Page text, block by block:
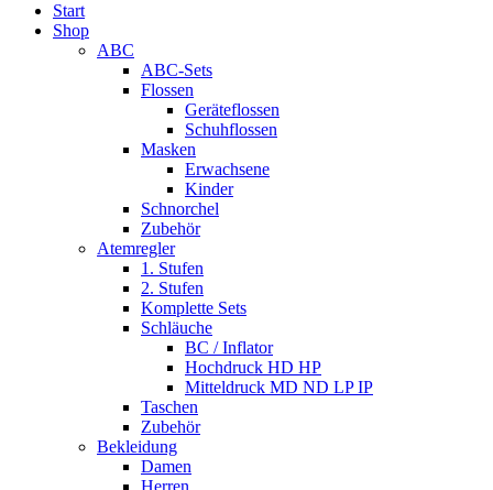
Start
Shop
ABC
ABC-Sets
Flossen
Geräteflossen
Schuhflossen
Masken
Erwachsene
Kinder
Schnorchel
Zubehör
Atemregler
1. Stufen
2. Stufen
Komplette Sets
Schläuche
BC / Inflator
Hochdruck HD HP
Mitteldruck MD ND LP IP
Taschen
Zubehör
Bekleidung
Damen
Herren